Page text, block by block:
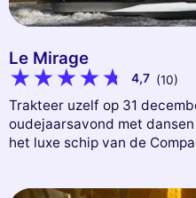
Le Mirage
4,7 (10)
Trakteer uzelf op 31
oudejaarsavond met
het luxe schip van de